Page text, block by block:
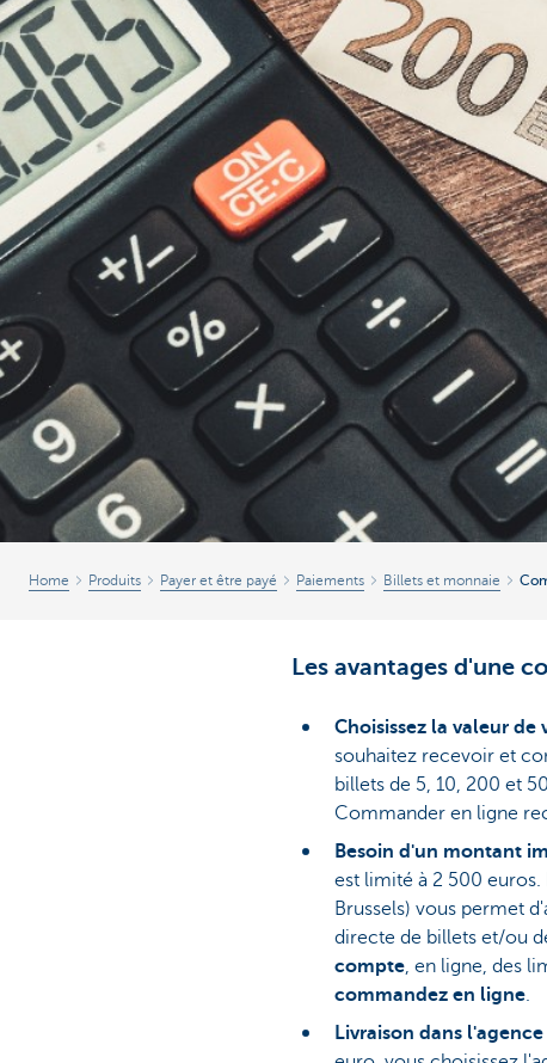
Home Produits Payer et être payé Paiements Billets et monnaie
Les avantages d'une
Choisissez la valeur de
souhaitez recevoir et
billets de 5, 10, 200 et
Commander en ligne
Besoin d'un montant
est limité à 2 500 euros.
Brussels) vous permet
directe de billets et/ou
compte, en ligne, des
commandez en ligne.
Livraison dans